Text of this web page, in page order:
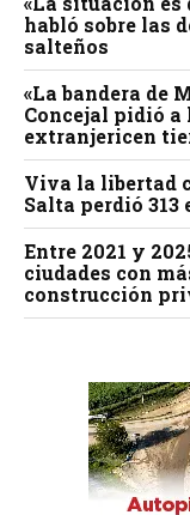
habló sobre las
salteños
«La bandera de
Concejal pidió a
extranjericen
Viva la libertad
Salta perdió 313
Entre 2021 y
ciudades con
construcción